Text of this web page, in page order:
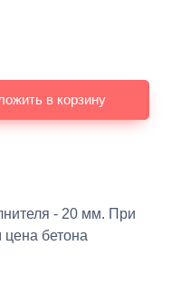
в корзину
- 20 мм. При
бетона